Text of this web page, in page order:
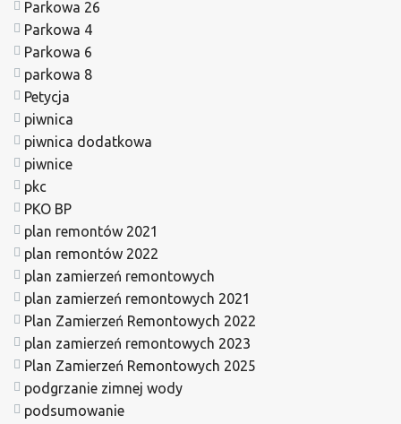
Parkowa 26
Parkowa 4
Parkowa 6
parkowa 8
Petycja
piwnica
piwnica dodatkowa
piwnice
pkc
PKO BP
plan remontów 2021
plan remontów 2022
plan zamierzeń remontowych
plan zamierzeń remontowych 2021
Plan Zamierzeń Remontowych 2022
plan zamierzeń remontowych 2023
Plan Zamierzeń Remontowych 2025
podgrzanie zimnej wody
podsumowanie